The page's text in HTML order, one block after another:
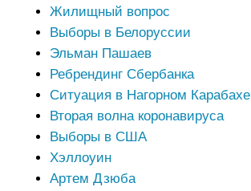
Жилищный вопрос
Выборы в Белоруссии
Эльман Пашаев
Ребрендинг Сбербанка
Ситуация в Нагорном Карабахе
Вторая волна коронавируса
Выборы в США
Хэллоуин
Артем Дзюба